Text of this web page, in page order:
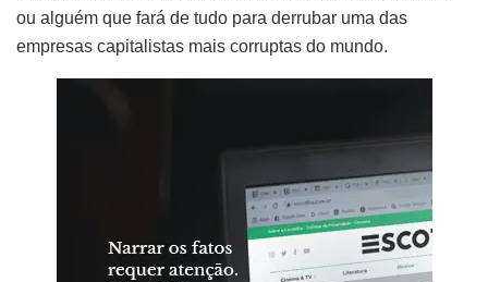
ou alguém que fará de tudo para derrubar uma das
empresas capitalistas mais corruptas do mundo.